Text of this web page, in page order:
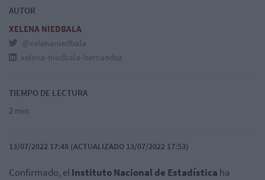
AUTOR
XELENA NIEDBALA
@xelenaniedbala
xelena-niedbala-hernandez
TIEMPO DE LECTURA
2 min
13/07/2022 17:48 (ACTUALIZADO 13/07/2022 17:53)
Confirmado, elInstituto Nacional de Estadística ha